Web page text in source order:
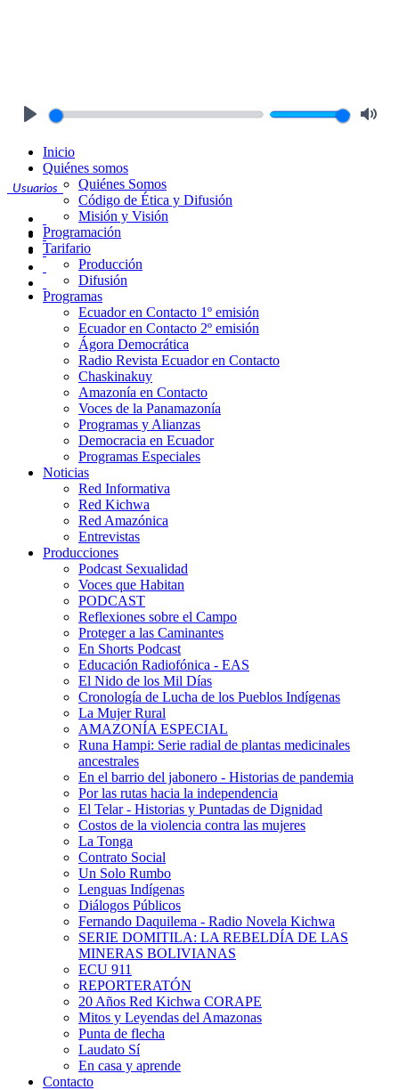
Usuarios
Inicio
Quiénes somos
Quiénes Somos
Código de Ética y Difusión
Misión y Visión
Programación
Tarifario
Producción
Difusión
Programas
Ecuador en Contacto 1º emisión
Ecuador en Contacto 2º emisión
Ágora Democrática
Radio Revista Ecuador en Contacto
Chaskinakuy
Amazonía en Contacto
Voces de la Panamazonía
Programas y Alianzas
Democracia en Ecuador
Programas Especiales
Noticias
Red Informativa
Red Kichwa
Red Amazónica
Entrevistas
Producciones
Podcast Sexualidad
Voces que Habitan
PODCAST
Reflexiones sobre el Campo
Proteger a las Caminantes
En Shorts Podcast
Educación Radiofónica - EAS
El Nido de los Mil Días
Cronología de Lucha de los Pueblos Indígenas
La Mujer Rural
AMAZONÍA ESPECIAL
Runa Hampi: Serie radial de plantas medicinales
ancestrales
En el barrio del jabonero - Historias de pandemia
Por las rutas hacia la independencia
El Telar - Historias y Puntadas de Dignidad
Costos de la violencia contra las mujeres
La Tonga
Contrato Social
Un Solo Rumbo
Lenguas Indígenas
Diálogos Públicos
Fernando Daquilema - Radio Novela Kichwa
SERIE DOMITILA: LA REBELDÍA DE LAS
MINERAS BOLIVIANAS
ECU 911
REPORTERATÓN
20 Años Red Kichwa CORAPE
Mitos y Leyendas del Amazonas
Punta de flecha
Laudato Sí
En casa y aprende
Contacto